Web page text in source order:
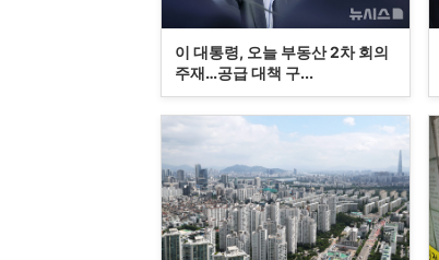
이 대통령, 오늘 부동산 2차 회의
주재…공급 대책 구...